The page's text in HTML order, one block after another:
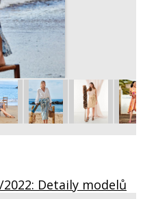
Detaily modelů